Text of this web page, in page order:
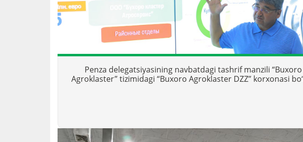
Penza delegatsiyasining navbatdagi tashrif manzili “Buxoro
Agroklaster” tizimidagi “Buxoro Agroklaster DZZ” korxonasi